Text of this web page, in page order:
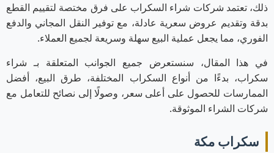
ذلك، تعتمد شركات شراء السكراب على فرق مختصة لتقييم القطع
بدقة وتقديم عروض سعرية عادلة، مع توفير النقل المجاني والدفع
الفوري، مما يجعل عملية البيع سهلة وسريعة لجميع العملاء.
في هذا المقال، سنستعرض جميع الجوانب المتعلقة بـ شراء
سكراب، بدءًا من أنواع السكراب المختلفة، طرق البيع، أفضل
الممارسات للحصول على أعلى سعر، وصولًا إلى نصائح للتعامل مع
شركات الشراء الموثوقة.
سكراب مكة